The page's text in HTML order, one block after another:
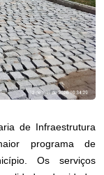
de Infraestrutura
programa de
Os serviços